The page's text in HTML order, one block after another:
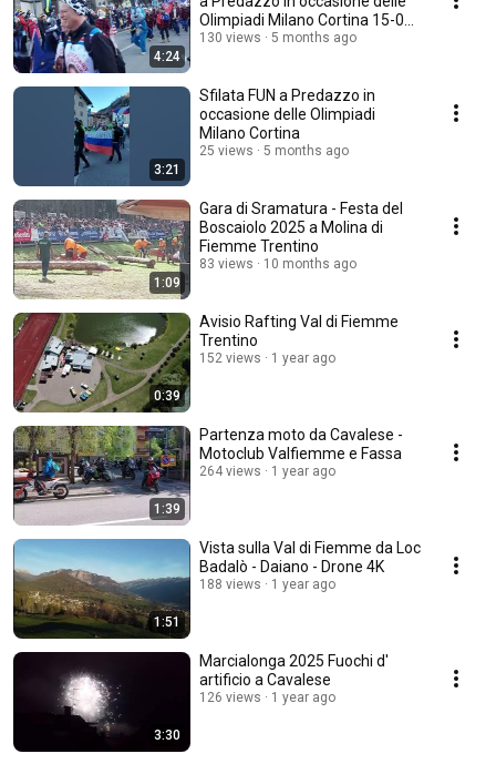
4:24
Olimpiadi Milano Cortina 15-02-
2026
130 views 5 months ago
3:21
Sfilata FUN a Predazzo in
occasione delle Olimpiadi
Milano Cortina
25 views 5 months ago
1:09
Gara di Sramatura - Festa del
Boscaiolo 2025 a Molina di
Fiemme Trentino
83 views 10 months ago
0:39
Avisio Rafting Val di Fiemme
Trentino
152 views 1 year ago
1:39
Partenza moto da Cavalese -
Motoclub Valfiemme e Fassa
264 views 1 year ago
1:51
Vista sulla Val di Fiemme da Loc
Badalò - Daiano - Drone 4K
188 views 1 year ago
3:30
Marcialonga 2025 Fuochi d'
artificio a Cavalese
126 views 1 year ago